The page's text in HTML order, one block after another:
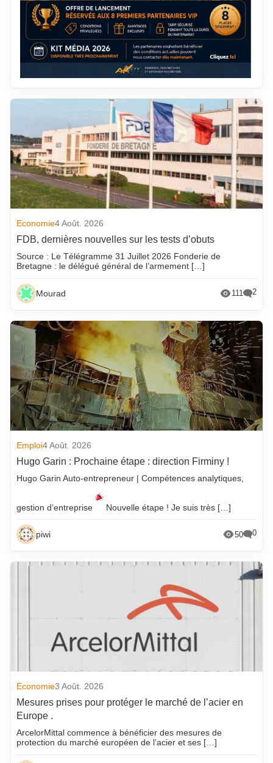
Economie4 Août. 2026
FDB, dernières nouvelles sur les tests d’obuts
Source : Le Télégramme 31 Juillet 2026 Fonderie de
Bretagne : le délégué général de l’armement […]
Mourad 111 2
Emploi4 Août. 2026
Hugo Garin : Prochaine étape : direction Firminy !
Hugo Garin Auto-entrepreneur | Compétences analytiques,
gestion d’entreprise Nouvelle étape ! Je suis très […]
piwi 50 0
Economie3 Août. 2026
Mesures prises pour protéger le marché de l’acier en
Europe .
ArcelorMittal commence à bénéficier des mesures de
protection du marché européen de l’acier et ses […]